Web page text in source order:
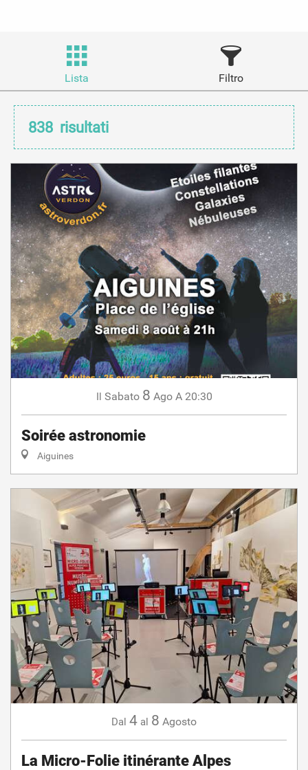
Lista Filtro
838 risultati
Sabato 8 Ago A 20:30
Soirée astronomie
Aiguines
Dal 4 al 8 Agosto
La Micro-Folie itinérante Alpes